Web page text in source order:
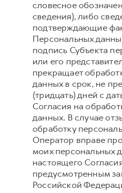
словесное
сведения), либо
подтверждающие
Персональных
подпись Субъекта
или его
прекращает
данных в срок, не
(тридцать) дней с
Согласия на
данных. В случае
обработку
Оператор вправе
моих персональных
настоящего
предусмотренным
Российской